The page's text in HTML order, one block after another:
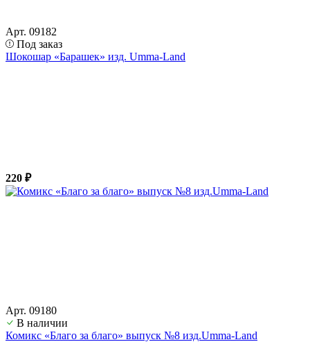
Арт. 09182
Под заказ
Шокошар «Барашек» изд. Umma-Land
220 ₽
Арт. 09180
В наличии
Комикс «Благо за благо» выпуск №8 изд.Umma-Land